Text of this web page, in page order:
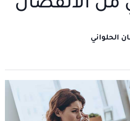
من الانفصال
الحلواني